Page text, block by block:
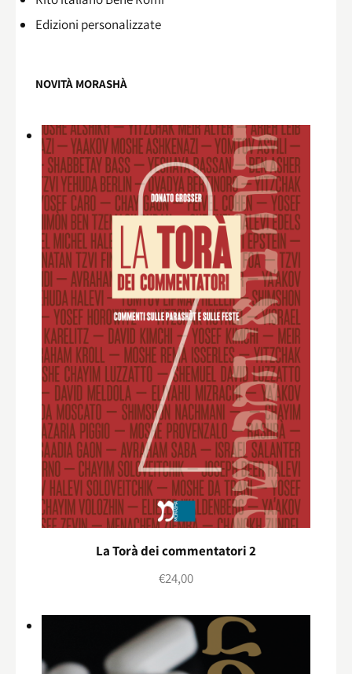
Edizioni personalizzate
NOVITÀ MORASHÀ
La Torà dei commentatori 2
€24,00